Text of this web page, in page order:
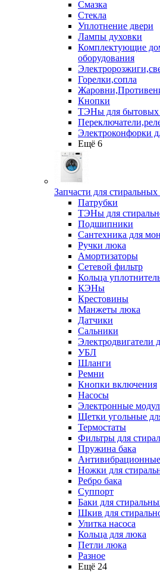
Смазка
Стекла
Уплотнение двери
Лампы духовки
Комплектующие
оборудования
Горелки,сопла
Кнопки
ТЭНы для бытовых
Электроконфорки
Ещё 6
Запчасти для
Патрубки
ТЭНы для
Подшипники
Сантехника для
Ручки люка
Амортизаторы
Сетевой фильтр
Кольца
КЭНы
Крестовины
Манжеты люка
Датчики
Сальники
Электродвигатели
УБЛ
Шланги
Ремни
Кнопки включения
Насосы
Электронные
Щетки угольные
Термостаты
Фильтры для
Пружина бака
Ножки для
Ребро бака
Суппорт
Баки для
Шкив для
Улитка насоса
Кольца для люка
Петли люка
Разное
Ещё 24